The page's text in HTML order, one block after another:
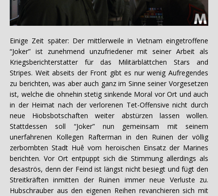
Einige Zeit später: Der mittlerweile in Vietnam eingetroffene
“Joker” ist zunehmend unzufriedener mit seiner Arbeit als
Kriegsberichterstatter für das Militärblättchen Stars and
Stripes. Weit abseits der Front gibt es nur wenig Aufregendes
zu berichten, was aber auch ganz im Sinne seiner Vorgesetzen
ist, welche die ohnehin stetig sinkende Moral vor Ort und auch
in der Heimat nach der verlorenen Tet-Offensive nicht durch
neue Hiobsbotschaften weiter abstürzen lassen wollen.
Stattdessen soll “Joker” nun gemeinsam mit seinem
unerfahrenen Kollegen Rafterman in den Ruinen der völlig
zerbombten Stadt Huê vom heroischen Einsatz der Marines
berichten. Vor Ort entpuppt sich die Stimmung allerdings als
desaströs, denn der Feind ist längst nicht besiegt und fügt den
Streitkräften inmitten der Ruinen immer neue Verluste zu.
Hubschrauber aus den eigenen Reihen revanchieren sich mit